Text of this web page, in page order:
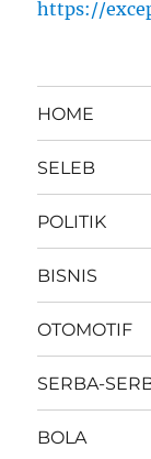
https://
HOME
SELEB
POLITIK
BISNIS
OTOMOTIF
SERBA-
BOLA